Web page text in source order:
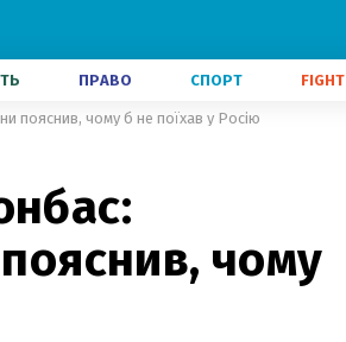
ПРАВО СПОРТ FIGHT
пояснив, чому б не поїхав у Росію
чому